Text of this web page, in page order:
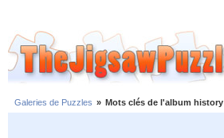
Galeries de Puzzles » Mots clés de l'album history